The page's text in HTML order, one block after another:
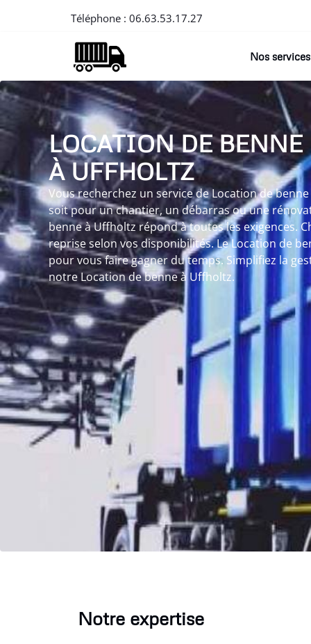
Téléphone : 06.63.53.17.27
Nos services
LOCATION DE BENNE
À UFFHOLTZ
Vous recherchez un service de Location de
soit pour un chantier, un débarras ou une
benne à Uffholtz répond à toutes les exigences.
reprise selon vos disponibilités. Le Location de
pour vous faire gagner du temps. Simplifiez la
notre Location de benne à Uffholtz.
Notre expertise